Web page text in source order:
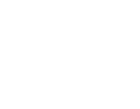
バンテージで密着・加圧するこ
げ、酸素を細胞の隅々まで届け
ーボキシー」を贅沢に使用。鎖
わせてパックが固まり、強力に
をかけたようなハリ感と、内側